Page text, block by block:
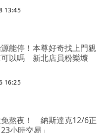
13:45
能停！本尊好奇找上門親
可以嗎 新北店員粉樂壞
16:25
免熬夜！ 納斯達克12/6正
小時交易」